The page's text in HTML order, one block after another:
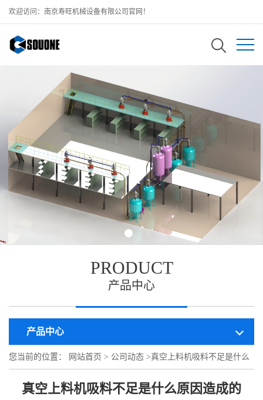
欢迎访问：南京寿旺机械设备有限公司官网！
PRODUCT
产品中心
产品中心
您当前的位置： 网站首页 > 公司动态 >真空上料机吸料不足是什么
原因造成的
真空上料机吸料不足是什么原因造成的